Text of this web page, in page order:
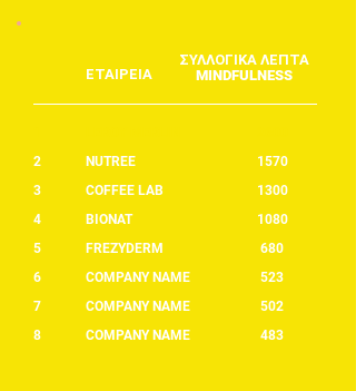
ΕΤΑΙΡΕΙΑ
ΣΥΛΛΟΓΙΚΑ ΛΕΠΤΑ
MINDFULNESS
2
3
4
5
6
7
8
NUTREE
COFFEE LAB
BIONAT
FREZYDERM
COMPANY NAME
COMPANY NAME
COMPANY NAME
1570
1300
1080
680
523
502
483